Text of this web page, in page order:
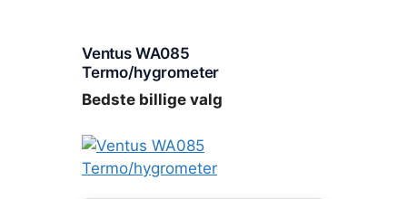
Ventus WA085
Termo/hygrometer
Bedste billige valg